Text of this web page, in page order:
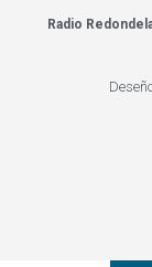
Radio